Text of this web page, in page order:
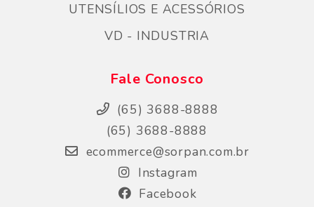
UTENSÍLIOS E ACESSÓRIOS
VD - INDUSTRIA
Fale Conosco
(65) 3688-8888
(65) 3688-8888
ecommerce@sorpan.com.br
Instagram
Facebook